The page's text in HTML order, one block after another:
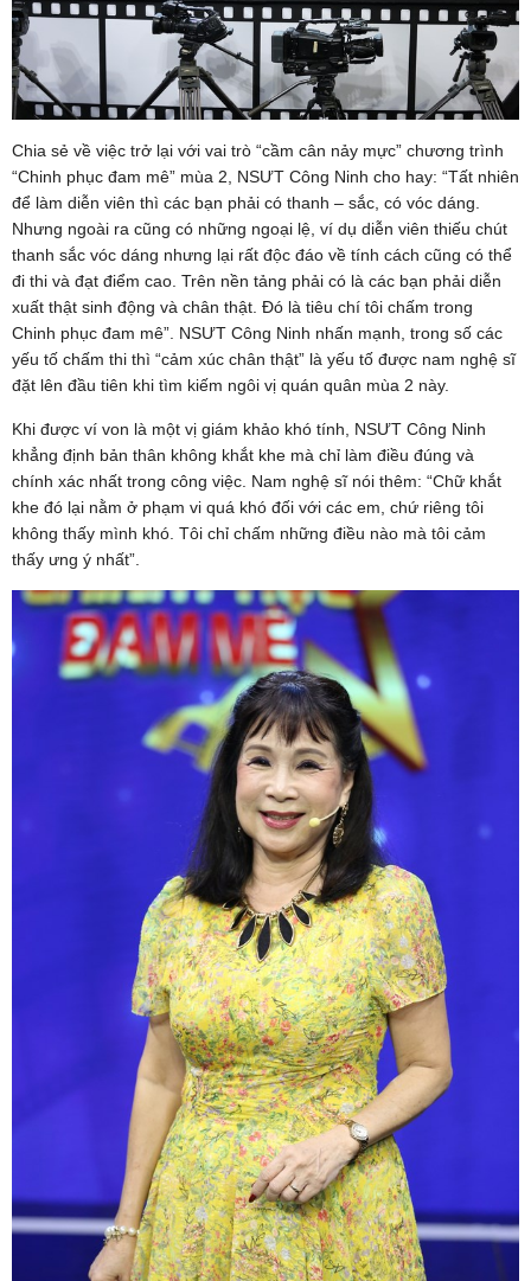
Chia sẻ về việc trở lại với vai trò “cầm cân nảy mực” chương trình
“Chinh phục đam mê” mùa 2, NSƯT Công Ninh cho hay: “Tất nhiên
để làm diễn viên thì các bạn phải có thanh – sắc, có vóc dáng.
Nhưng ngoài ra cũng có những ngoại lệ, ví dụ diễn viên thiếu chút
thanh sắc vóc dáng nhưng lại rất độc đáo về tính cách cũng có thể
đi thi và đạt điểm cao. Trên nền tảng phải có là các bạn phải diễn
xuất thật sinh động và chân thật. Đó là tiêu chí tôi chấm trong
Chinh phục đam mê”. NSƯT Công Ninh nhấn mạnh, trong số các
yếu tố chấm thi thì “cảm xúc chân thật” là yếu tố được nam nghệ sĩ
đặt lên đầu tiên khi tìm kiếm ngôi vị quán quân mùa 2 này.
Khi được ví von là một vị giám khảo khó tính, NSƯT Công Ninh
khẳng định bản thân không khắt khe mà chỉ làm điều đúng và
chính xác nhất trong công việc. Nam nghệ sĩ nói thêm: “Chữ khắt
khe đó lại nằm ở phạm vi quá khó đối với các em, chứ riêng tôi
không thấy mình khó. Tôi chỉ chấm những điều nào mà tôi cảm
thấy ưng ý nhất”.